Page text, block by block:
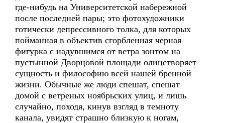
где-нибудь на Университетской набережной
после последней пары; это фотохудожники
готически депрессивного толка, для которых
пойманная в объектив сгорбленная черная
фигурка с надувшимся от ветра зонтом на
пустынной Дворцовой площади олицетворяет
сущность и философию всей нашей бренной
жизни. Обычные же люди спешат, спешат
домой с ветреных ноябрьских улиц, и лишь
случайно, походя, кинув взгляд в темноту
канала, увидят страшно близкую к ногам,